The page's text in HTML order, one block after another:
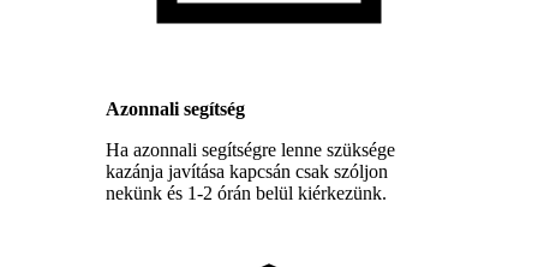
Azonnali segítség
Ha azonnali segítségre lenne szüksége
kazánja javítása kapcsán csak szóljon
nekünk és 1-2 órán belül kiérkezünk.